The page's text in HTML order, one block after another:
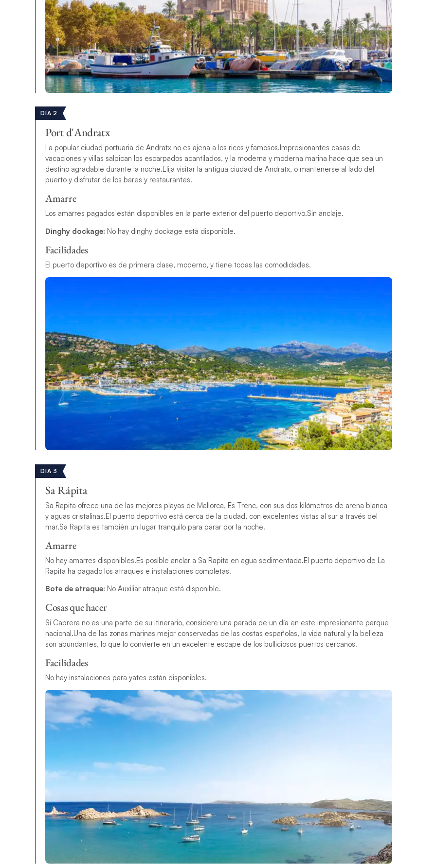
DÍA 2
Port d'Andratx
La popular ciudad portuaria de Andratx no es ajena a los ricos y famosos.Impresionantes casas de
vacaciones y villas salpican los escarpados acantilados, y la moderna y moderna marina hace que sea un
destino agradable durante la noche.Elija visitar la antigua ciudad de Andratx, o mantenerse al lado del
puerto y disfrutar de los bares y restaurantes.
Amarre
Los amarres pagados están disponibles en la parte exterior del puerto deportivo.Sin anclaje.
Dinghy dockage: No hay dinghy dockage está disponible.
Facilidades
El puerto deportivo es de primera clase, moderno, y tiene todas las comodidades.
DÍA 3
Sa Rápita
Sa Rapita ofrece una de las mejores playas de Mallorca, Es Trenc, con sus dos kilómetros de arena blanca
y aguas cristalinas.El puerto deportivo está cerca de la ciudad, con excelentes vistas al sur a través del
mar.Sa Rapita es también un lugar tranquilo para parar por la noche.
Amarre
No hay amarres disponibles.Es posible anclar a Sa Rapita en agua sedimentada.El puerto deportivo de La
Rapita ha pagado los atraques e instalaciones completas.
Bote de atraque: No Auxiliar atraque está disponible.
Cosas que hacer
Si Cabrera no es una parte de su itinerario, considere una parada de un día en este impresionante parque
nacional.Una de las zonas marinas mejor conservadas de las costas españolas, la vida natural y la belleza
son abundantes, lo que lo convierte en un excelente escape de los bulliciosos puertos cercanos.
Facilidades
No hay instalaciones para yates están disponibles.